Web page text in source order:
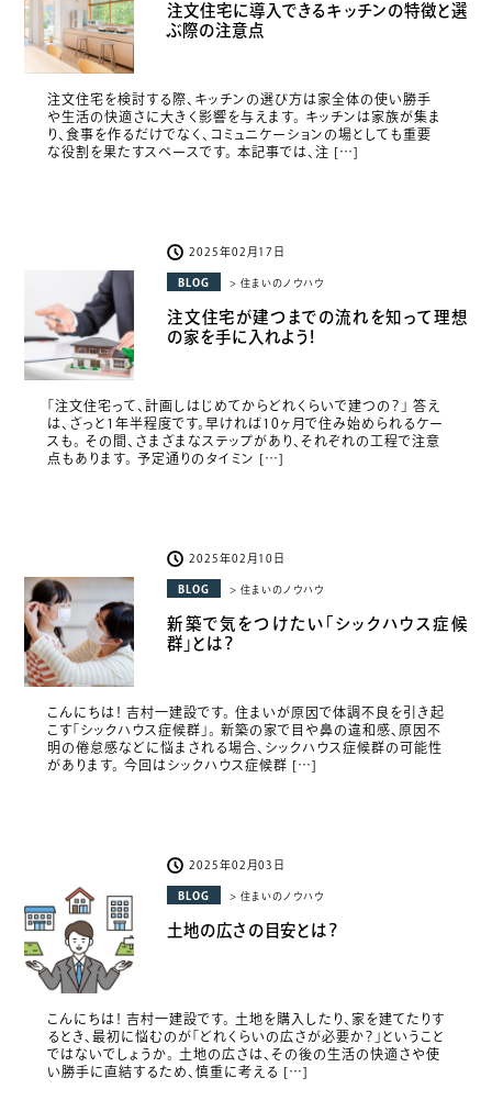
注文住宅に導入できるキッチンの特徴と選
ぶ際の注意点
注文住宅を検討する際、キッチンの選び方は家全体の使い勝手
や生活の快適さに大きく影響を与えます。 キッチンは家族が集ま
り、食事を作るだけでなく、コミュニケーションの場としても重要
な役割を果たすスペースです。 本記事では、注 […]
2025年02月17日
BLOG > 住まいのノウハウ
注文住宅が建つまでの流れを知って理想
の家を手に入れよう！
「注文住宅って、計画しはじめてからどれくらいで建つの？」 答え
は、ざっと1年半程度です。早ければ10ヶ月で住み始められるケー
スも。 その間、さまざまなステップがあり、それぞれの工程で注意
点もあります。 予定通りのタイミン […]
2025年02月10日
BLOG > 住まいのノウハウ
新築で気をつけたい「シックハウス症候
群」とは？
こんにちは！ 吉村一建設です。 住まいが原因で体調不良を引き起
こす「シックハウス症候群」。 新築の家で目や鼻の違和感、原因不
明の倦怠感などに悩まされる場合、シックハウス症候群の可能性
があります。 今回はシックハウス症候群 […]
2025年02月03日
BLOG > 住まいのノウハウ
土地の広さの目安とは？
こんにちは！ 吉村一建設です。 土地を購入したり、家を建てたりす
るとき、最初に悩むのが「どれくらいの広さが必要か？」ということ
ではないでしょうか。 土地の広さは、その後の生活の快適さや使
い勝手に直結するため、慎重に考える […]